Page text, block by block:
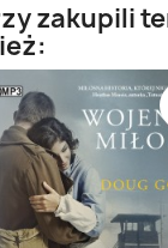
zakupili